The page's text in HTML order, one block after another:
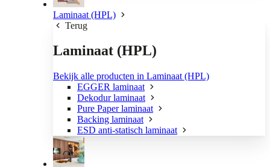
Laminaat (HPL)
Terug
Laminaat (HPL)
Bekijk alle producten in Laminaat (HPL)
EGGER laminaat
Dekodur laminaat
Pure Paper laminaat
Backing laminaat
ESD anti-statisch laminaat